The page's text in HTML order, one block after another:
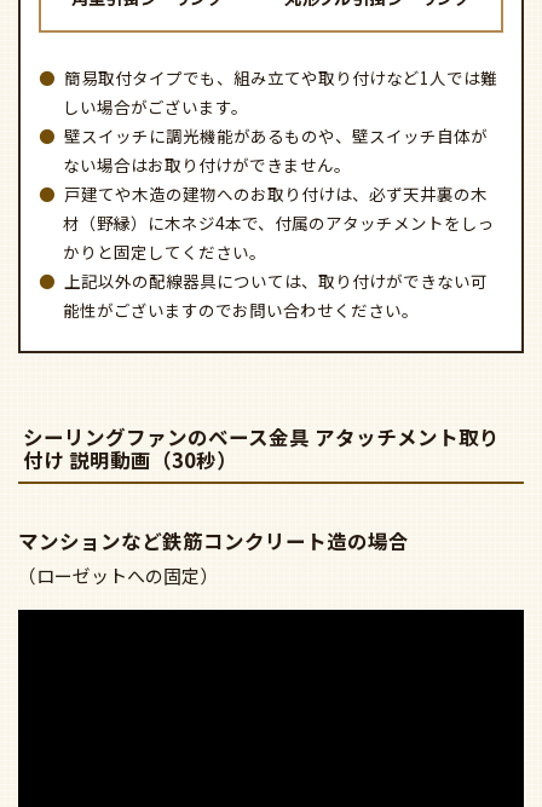
しい場合がございます。
壁スイッチに調光機能があるものや、壁スイッチ自体が
ない場合はお取り付けができません。
戸建てや木造の建物へのお取り付けは、必ず天井裏の木
材（野縁）に木ネジ4本で、付属のアタッチメントをしっ
かりと固定してください。
上記以外の配線器具については、取り付けができない可
能性がございますのでお問い合わせください。
付け 説明動画（30秒）
（ローゼットへの固定）